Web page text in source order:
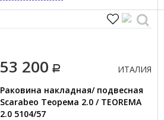
53 200
ИТАЛИЯ
Раковина накладная/ подвесная
Scarabeo Теорема 2.0 / TEOREMA
2.0 5104/57